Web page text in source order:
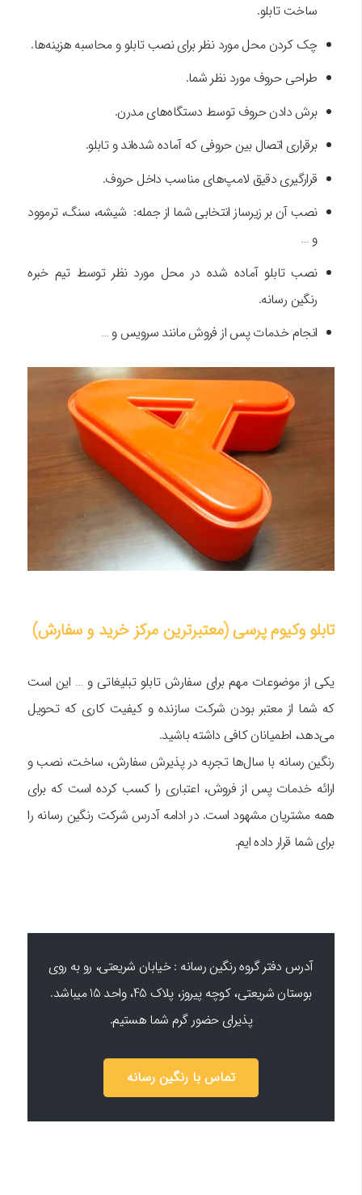
ساخت تابلو.
چک کردن محل مورد نظر برای نصب تابلو و محاسبه هزینه‌ها.
طراحی حروف مورد نظر شما.
برش دادن حروف توسط دستگاه‌های مدرن.
برقراری اتصال بین حروفی که آماده شده‌اند و تابلو.
قرارگیری دقیق لامپ‌های مناسب داخل حروف.
نصب آن بر زیرساز انتخابی شما از جمله: شیشه، سنگ، ترموود
و …
نصب تابلو آماده شده در محل مورد نظر توسط تیم خبره
رنگین رسانه.
انجام خدمات پس از فروش مانند سرویس و …
تابلو وکیوم پرسی (معتبرترین مرکز خرید و سفارش)
یکی از موضوعات مهم برای سفارش تابلو تبلیغاتی و … این است
که شما از معتبر بودن شرکت سازنده و کیفیت کاری که تحویل
می‌دهد، اطمیانان کافی داشته باشید.
رنگین رسانه با سال‌ها تجربه در پذیرش سفارش، ساخت، نصب و
ارائه خدمات پس از فروش، اعتباری را کسب کرده است که برای
همه مشتریان مشهود است. در ادامه آدرس شرکت رنگین رسانه را
برای شما قرار داده ایم.
آدرس دفتر گروه رنگین رسانه : خیابان شریعتی، رو به روی
بوستان شریعتی، کوچه پیروز، پلاک 45، واحد 15 میباشد.
پذیرای حضور گرم شما هستیم.
تماس با رنگین رسانه